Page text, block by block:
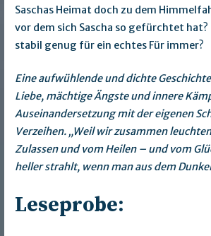
Saschas Heimat doch zu dem
vor dem sich Sascha so gefürchtet hat?
stabil genug für ein echtes Für immer?
Eine aufwühlende und dichte
Liebe, mächtige Ängste und innere
Auseinandersetzung mit der eigenen
Verzeihen. „Weil wir zusammen
Zulassen und vom Heilen – und vom
heller strahlt, wenn man aus dem
Leseprobe: